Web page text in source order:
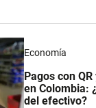
Economía
Pagos con
en Colombia:
del efectivo?